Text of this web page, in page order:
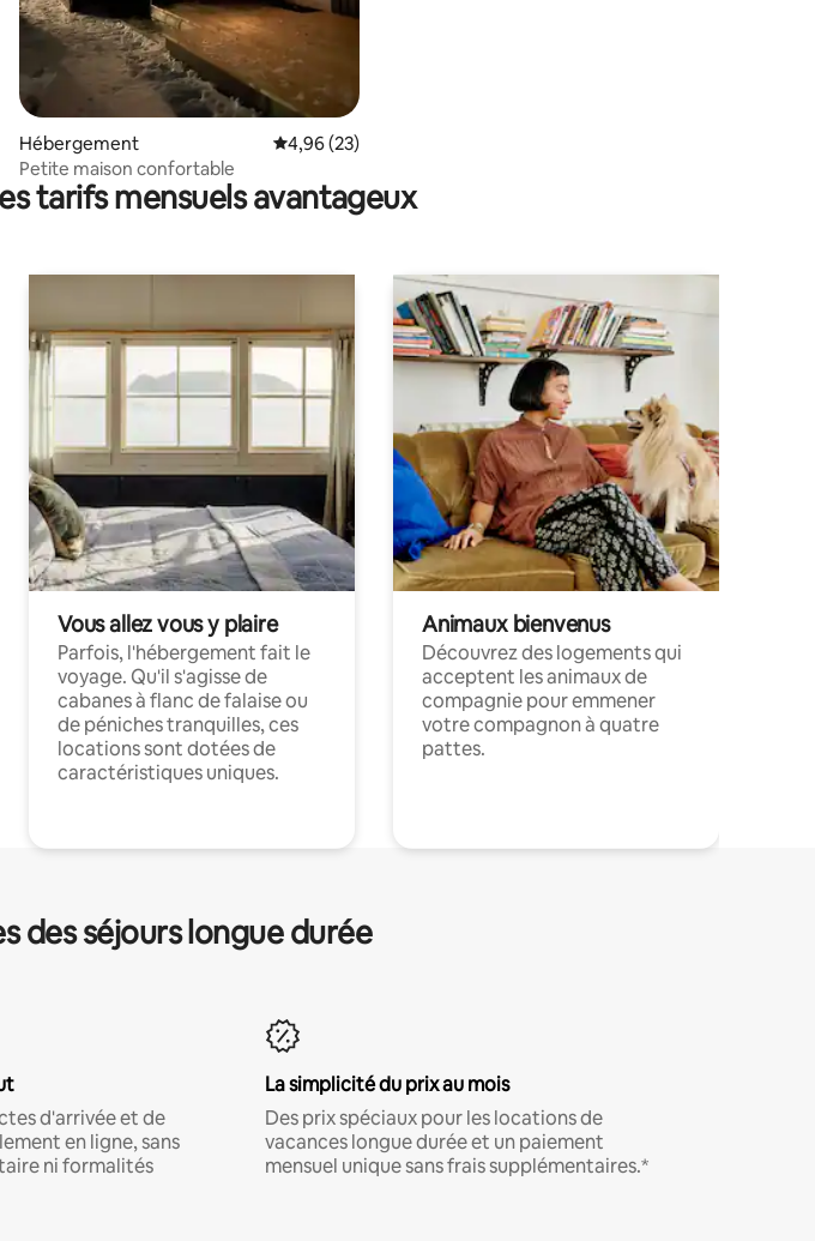
Hébergement Évaluation moyenne sur la base de 23 commentaires : 4,96 sur 5
4,96 (23)
Petite maison confortable
tarifs mensuels avantageux
Vous allez vous y plaire
Parfois, l'hébergement fait le
voyage. Qu'il s'agisse de
cabanes à flanc de falaise ou
de péniches tranquilles, ces
locations sont dotées de
caractéristiques uniques.
Animaux bienvenus
Découvrez des logements qui
acceptent les animaux de
compagnie pour emmener
votre compagnon à quatre
pattes.
des séjours longue durée
d'arrivée et de
en ligne, sans
ni formalités
La simplicité du prix au mois
Des prix spéciaux pour les locations de
vacances longue durée et un paiement
mensuel unique sans frais supplémentaires.*